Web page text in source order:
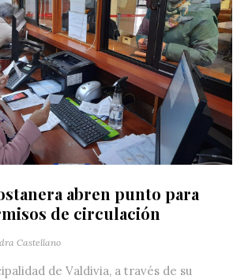
abren punto para
de circulación
Castellano
de Valdivia, a través de su